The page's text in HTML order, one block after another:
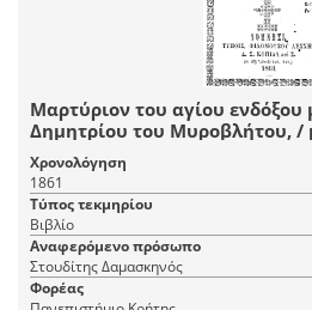
Μαρτύριον του αγίου ενδόξου
Δημητρίου του Μυροβλήτου, / μεταφρασθέν εις την
κοινήν γλώτταν παρά του εν
Δαμασκηνού του Υποδιακόνου
Χρονολόγηση
1861
Τύπος τεκμηρίου
Βιβλίο
Αναφερόμενο πρόσωπο
Στουδίτης Δαμασκηνός
Φορέας